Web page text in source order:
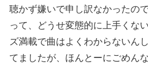
聴かず嫌いで申し訳なかったの
って、どうせ変態的に上手くな
ズ満載で曲はよくわからないん
てましたが、ほんとーにごめん